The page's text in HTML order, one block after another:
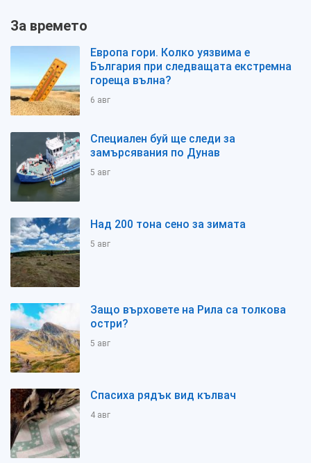
За времето
Европа гори. Колко уязвима е
България при следващата екстремна
гореща вълна?
6 авг
Специален буй ще следи за
замърсявания по Дунав
5 авг
Над 200 тона сено за зимата
5 авг
Защо върховете на Рила са толкова
остри?
5 авг
Спасиха рядък вид кълвач
4 авг